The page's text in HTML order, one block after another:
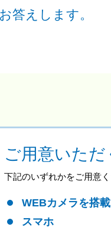
答えします。
ご用意いた
下記のいずれかをご用意
WEBカメラを搭
スマホ